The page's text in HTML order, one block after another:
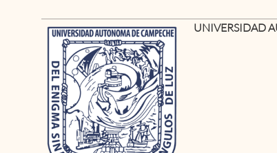
UNIVERSIDAD